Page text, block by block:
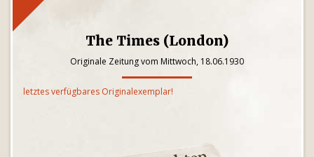
The Times (London)
Originale Zeitung vom Mittwoch, 18.06.1930
letztes verfügbares Originalexemplar!